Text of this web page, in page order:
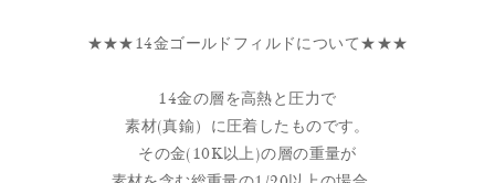
★★★14金ゴールドフィルドについて★★★
14金の層を高熱と圧力で
素材(真鍮）に圧着したものです。
その金(10K以上)の層の重量が